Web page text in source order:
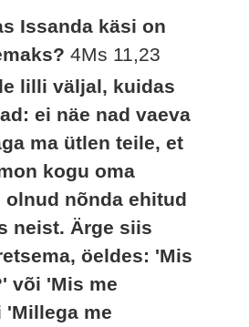
Issanda käsi on
4Ms 11,23
lilli väljal, kuidas
ei näe nad vaeva
ma ütlen teile, et
kogu oma
nõnda ehitud
neist. Ärge siis
öeldes: 'Mis
või 'Mis me
'Millega me